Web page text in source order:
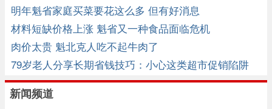
明年魁省家庭买菜要花这么多 但有好消息
材料短缺价格上涨 魁省又一种食品面临危机
肉价太贵 魁北克人吃不起牛肉了
79岁老人分享长期省钱技巧：小心这类超市促销陷阱
新闻频道